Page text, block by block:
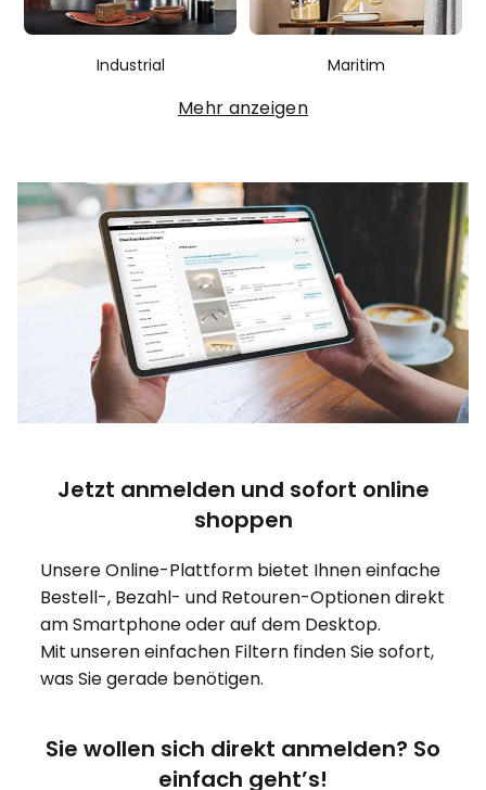
Industrial Maritim
Mehr anzeigen
Jetzt anmelden und sofort online
shoppen
Unsere Online-Plattform bietet Ihnen einfache
Bestell-, Bezahl- und Retouren-Optionen direkt
am Smartphone oder auf dem Desktop.
Mit unseren einfachen Filtern finden Sie sofort,
was Sie gerade benötigen.
Sie wollen sich direkt anmelden? So
einfach geht’s!